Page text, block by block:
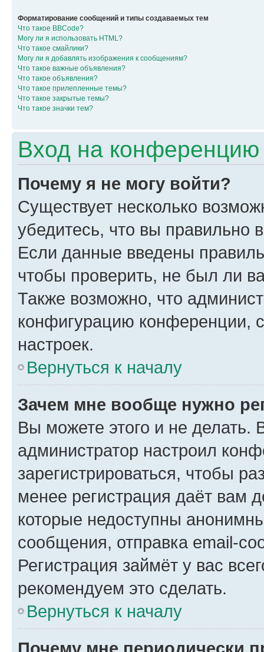
Форматирование сообщений и типы создаваемых тем
Что такое BBCode?
Могу ли я использовать HTML?
Что такое смайлики?
Могу ли я добавлять изображения к сообщениям?
Что такое важные объявления?
Что такое объявления?
Что такое прилепленные темы?
Что такое закрытые темы?
Что такое значки тем?
Вход на конференцию
Почему я не могу войти?
Существует несколько
убедитесь, что вы правильно
Если данные введены
чтобы проверить, не был ли
Также возможно, что
конфигурацию конференции,
настроек.
Вернуться к началу
Зачем мне вообще нужно
Вы можете этого и не делать.
администратор настроил
зарегистрироваться, чтобы
менее регистрация даёт вам
которые недоступны
сообщения, отправка email-
Регистрация займёт у вас
рекомендуем это сделать.
Вернуться к началу
Почему мне периодически